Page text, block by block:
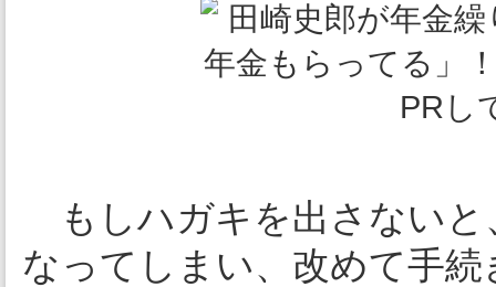
もしハガキを出さないと
なってしまい、改めて手